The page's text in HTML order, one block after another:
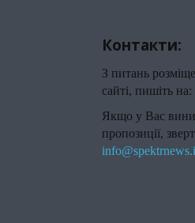
Контакти:
З питань
сайті, пишіть на:
Якщо у Вас
пропозиції,